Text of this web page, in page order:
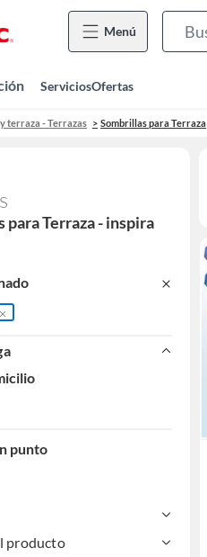
Menú
ServiciosOfertas
terraza - Terrazas Sombrillas para Terraza
punto
producto